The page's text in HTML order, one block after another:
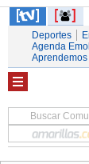
Deportes
Agenda